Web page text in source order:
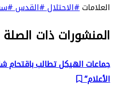
العلامات#الاحتلال#القدس
المنشورات ذات الصلة
جماعات الهيكل تطالب
الأعلام”